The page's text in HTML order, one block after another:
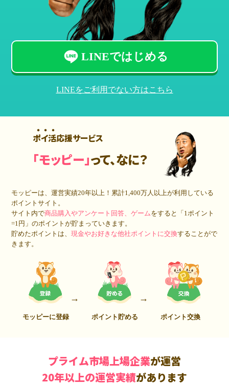
LINEではじめる
LINEをご利用でない方はこちら
ポイ活応援サービス
「モッピー」って、なに？
モッピーは、運営実績20年以上！累計1,400万人 以上が利用している
ポイントサイト。
サイト内で商品購入やアンケート回答、ゲームをすると「1ポイント
=1円」のポイントが貯まっていきます。
貯めたポイントは、現金やお好きな他社ポイントに交換することがで
きます。
モッピーに登録 ポイント貯める ポイント交換
プライム市場上場企業が運営
20年以上の運営実績があります